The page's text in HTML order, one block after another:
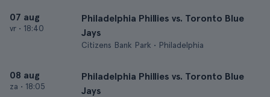
07 aug
vr • 18:40
Philadelphia Phillies vs. Toronto Blue
Jays
Citizens Bank Park • Philadelphia
08 aug
za • 18:05
Philadelphia Phillies vs. Toronto Blue
Jays